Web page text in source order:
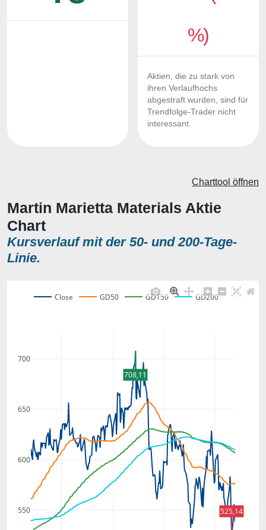
%)
Aktien, die zu stark von
ihren Verlaufhochs
abgestraft wurden, sind für
Trendfolge-Trader nicht
interessant.
Martin Marietta Materials Aktie
Chart
Kursverlauf mit der 50- und 200-Tage-
Linie.
Charttool öffnen
550
600
650
700
Close GD50 GD150 GD200
708,11
525,14